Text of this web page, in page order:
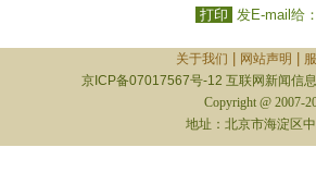
打印 发E-mail给
关于我们 网站声明
京ICP备07017567号-12 互联网新闻信
Copyright @ 2007-
地址：北京市海淀区